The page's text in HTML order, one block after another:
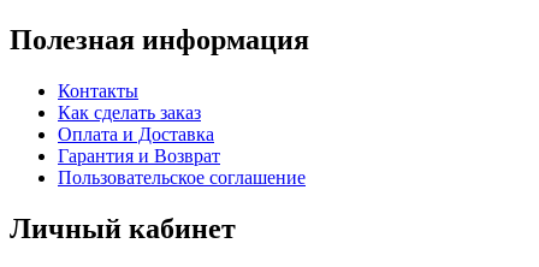
Полезная информация
Контакты
Как сделать заказ
Оплата и Доставка
Гарантия и Возврат
Пользовательское соглашение
Личный кабинет